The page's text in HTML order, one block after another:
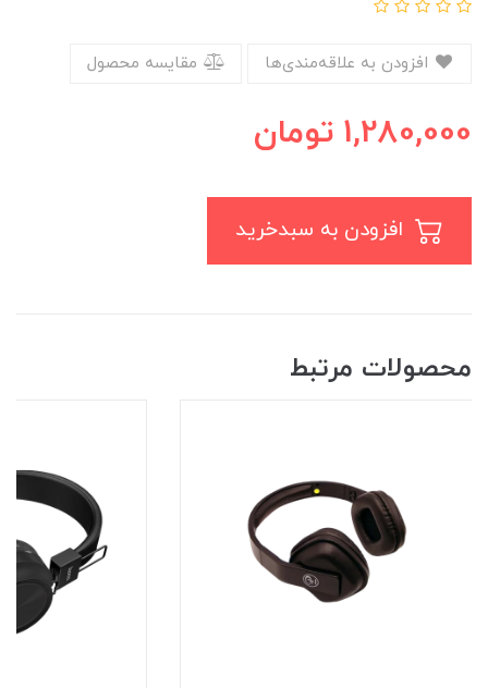
مقایسه محصول
1,280,000 تومان
محصولات مرتبط